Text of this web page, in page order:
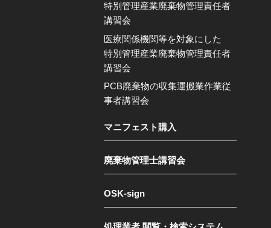
特別管理産業廃棄物管理責任者
講習会
医療関係機関等を対象にした
特別管理産業廃棄物管理責任者
講習会
PCB廃棄物の収集運搬業作業従
事者講習会
マニフェスト購入
廃棄物管理士講習会
OSK-sign